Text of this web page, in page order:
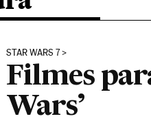
STAR WARS 7
Filmes
Wars’